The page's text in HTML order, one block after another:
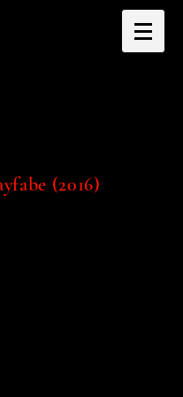
(2016)